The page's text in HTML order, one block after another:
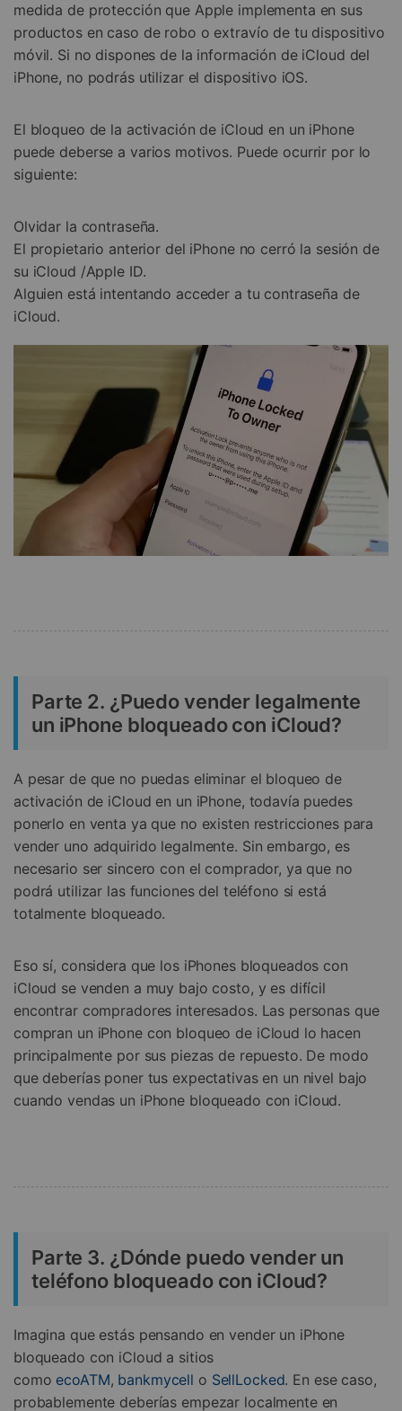
medida de protección que Apple implementa en sus
productos en caso de robo o extravío de tu dispositivo
móvil. Si no dispones de la información de iCloud del
iPhone, no podrás utilizar el dispositivo iOS.
El bloqueo de la activación de iCloud en un iPhone
puede deberse a varios motivos. Puede ocurrir por lo
siguiente:
Olvidar la contraseña.
El propietario anterior del iPhone no cerró la sesión de
su iCloud /Apple ID.
Alguien está intentando acceder a tu contraseña de
iCloud.
Parte 2. ¿Puedo vender legalmente
un iPhone bloqueado con iCloud?
A pesar de que no puedas eliminar el bloqueo de
activación de iCloud en un iPhone, todavía puedes
ponerlo en venta ya que no existen restricciones para
vender uno adquirido legalmente. Sin embargo, es
necesario ser sincero con el comprador, ya que no
podrá utilizar las funciones del teléfono si está
totalmente bloqueado.
Eso sí, considera que los iPhones bloqueados con
iCloud se venden a muy bajo costo, y es difícil
encontrar compradores interesados. Las personas que
compran un iPhone con bloqueo de iCloud lo hacen
principalmente por sus piezas de repuesto. De modo
que deberías poner tus expectativas en un nivel bajo
cuando vendas un iPhone bloqueado con iCloud.
Parte 3. ¿Dónde puedo vender un
teléfono bloqueado con iCloud?
Imagina que estás pensando en vender un iPhone
bloqueado con iCloud a sitios
como ecoATM, bankmycell o SellLocked. En ese caso,
probablemente deberías empezar localmente en